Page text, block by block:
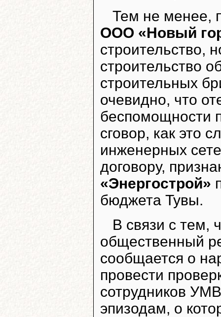
Тем не менее,
ООО «Новый
строительство,
строительство
строительных
очевидно, что
беспомощности
сговор, как это
инженерных
договору,
«Энергострой»
бюджета Тувы.
В связи с тем,
общественный
сообщается о
провести
сотрудников
эпизодам, о